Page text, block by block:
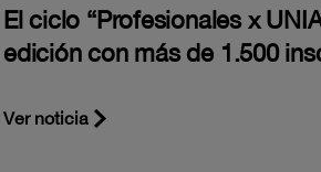
El ciclo “Profesionales x
edición con más de 1.500
Ver noticia